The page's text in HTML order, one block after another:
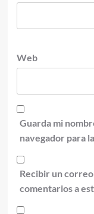
Web
Guarda mi
navegador para
Recibir un
comentarios a